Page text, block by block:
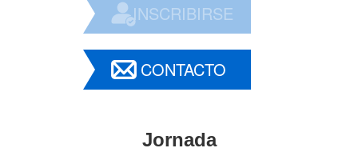
INSCRIBIRSE
CONTACTO
Jornada